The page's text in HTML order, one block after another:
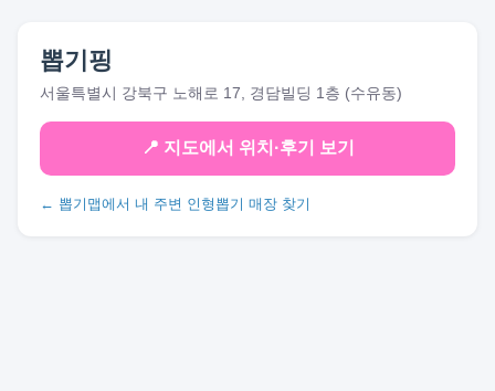
뽑기핑
서울특별시 강북구 노해로 17, 경담빌딩 1층 (수유동)
📍 지도에서 위치·후기 보기
← 뽑기맵에서 내 주변 인형뽑기 매장 찾기